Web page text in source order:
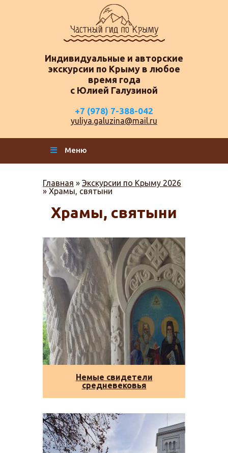
Индивидуальные и авторские
экскурсии по Крыму в любое
время года
с Юлией Галузиной
+7 (978) 7-388-042
yuliya.galuzina@mail.ru
Меню
Главная » Экскурсии по Крыму 2026
» Храмы, святыни
Храмы, святыни
Немые свидетели
средневековья